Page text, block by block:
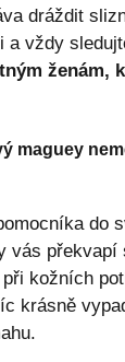
dráždit
a vždy
ženám,
maguey
do
vás překvapí
kožních
krásně